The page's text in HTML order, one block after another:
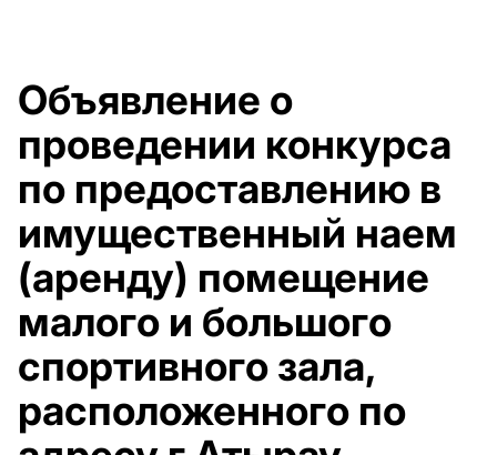
Объявление о
проведении конкурса
по предоставлению в
имущественный наем
(аренду) помещение
малого и большого
спортивного зала,
расположенного по